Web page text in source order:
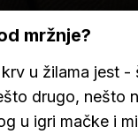
mržnje?
u žilama jest
drugo,
u igri mačke i